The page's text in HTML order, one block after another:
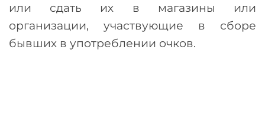
или сдать их в магазины или
организации, участвующие в сборе
бывших в употреблении очков.